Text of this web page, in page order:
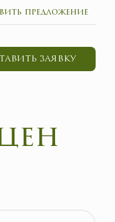
предложение
ЗАЯВКУ